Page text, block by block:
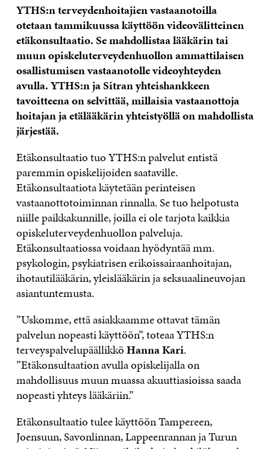
YTHS:n terveydenhoitajien vastaanotoilla
otetaan tammikuussa käyttöön videovälitteinen
etäkonsultaatio. Se mahdollistaa lääkärin tai
muun opiskeluterveydenhuollon ammattilaisen
osallistumisen vastaanotolle videoyhteyden
avulla. YTHS:n ja Sitran yhteishankkeen
tavoitteena on selvittää, millaisia vastaanottoja
hoitajan ja etälääkärin yhteistyöllä on mahdollista
järjestää.
Etäkonsultaatio tuo YTHS:n palvelut entistä
paremmin opiskelijoiden saataville.
Etäkonsultaatiota käytetään perinteisen
vastaanottotoiminnan rinnalla. Se tuo helpotusta
niille paikkakunnille, joilla ei ole tarjota kaikkia
opiskeluterveydenhuollon palveluja.
Etäkonsultaatiossa voidaan hyödyntää mm.
psykologin, psykiatrisen erikoissairaanhoitajan,
ihotautilääkärin, yleislääkärin ja seksuaalineuvojan
asiantuntemusta.
”Uskomme, että asiakkaamme ottavat tämän
palvelun nopeasti käyttöön”, toteaa YTHS:n
terveyspalvelupäällikköHanna Kari.
”Etäkonsultaation avulla opiskelijalla on
mahdollisuus muun muassa akuuttiasioissa saada
nopeasti yhteys lääkäriin.”
Etäkonsultaatio tulee käyttöön Tampereen,
Joensuun, Savonlinnan, Lappeenrannan ja Turun